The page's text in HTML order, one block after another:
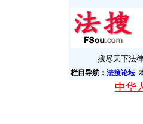
搜尽天下法
栏目导航： 法搜论坛
中华